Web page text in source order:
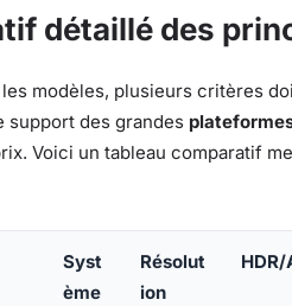
détaillé des
modèles, plusieurs critères
support des grandes
Voici un tableau comparatif
Syst
ème
Résolut
ion